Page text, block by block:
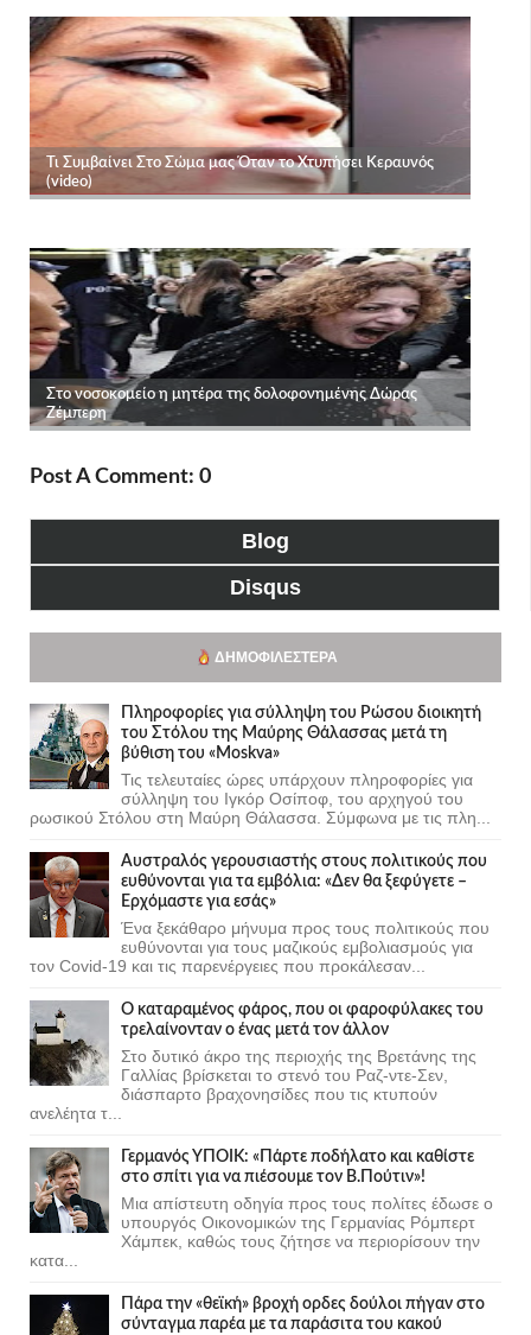
Post A Comment: 0
Blog
Disqus
ΔΗΜΟΦΙΛΈΣΤΕΡΑ
Πληροφορίες για σύλληψη του Ρώσου διοικητή
του Στόλου της Mαύρης Θάλασσας μετά τη
βύθιση του «Moskva»
Τις τελευταίες ώρες υπάρχουν πληροφορίες για
σύλληψη του Ιγκόρ Οσίποφ, του αρχηγού του
ρωσικού Στόλου στη Μαύρη Θάλασσα. Σύμφωνα με τις πλη...
Αυστραλός γερουσιαστής στους πολιτικούς που
ευθύνονται για τα εμβόλια: «Δεν θα ξεφύγετε –
Ερχόμαστε για εσάς»
Ένα ξεκάθαρο μήνυμα προς τους πολιτικούς που
ευθύνονται για τους μαζικούς εμβολιασμούς για
τον Covid-19 και τις παρενέργειες που προκάλεσαν...
Ο καταραμένος φάρος, που οι φαροφύλακες του
τρελαίνονταν ο ένας μετά τον άλλον
Στο δυτικό άκρο της περιοχής της Βρετάνης της
Γαλλίας βρίσκεται το στενό του Ραζ-ντε-Σεν,
διάσπαρτο βραχονησίδες που τις κτυπούν
ανελέητα τ...
Γερμανός ΥΠΟΙΚ: «Πάρτε ποδήλατο και καθίστε
στο σπίτι για να πιέσουμε τον Β.Πούτιν»!
Μια απίστευτη οδηγία προς τους πολίτες έδωσε ο
υπουργός Οικονομικών της Γερμανίας Ρόμπερτ
Χάμπεκ, καθώς τους ζήτησε να περιορίσουν την
κατα...
Πάρα την «θεϊκή» βροχή ορδες δούλοι πήγαν στο
σύνταγμα παρέα με τα παράσιτα του κακού